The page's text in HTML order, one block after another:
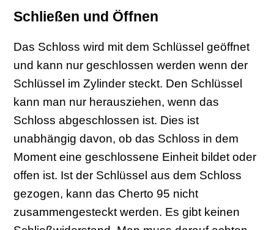
Schließen und Öffnen
Das Schloss wird mit dem Schlüssel geöffnet
und kann nur geschlossen werden wenn der
Schlüssel im Zylinder steckt. Den Schlüssel
kann man nur herausziehen, wenn das
Schloss abgeschlossen ist. Dies ist
unabhängig davon, ob das Schloss in dem
Moment eine geschlossene Einheit bildet oder
offen ist. Ist der Schlüssel aus dem Schloss
gezogen, kann das Cherto 95 nicht
zusammengesteckt werden. Es gibt keinen